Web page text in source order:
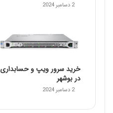
2 دسامبر 2024
خرید سرور ویپ و حسابداری
در بوشهر
2 دسامبر 2024